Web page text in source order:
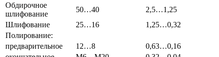
Обдирочное
шлифование
50…40
2,5…1,25
Шлифование
25…16
1,25…0,32
Полирование:
предварительное
12…8
0,63…0,16